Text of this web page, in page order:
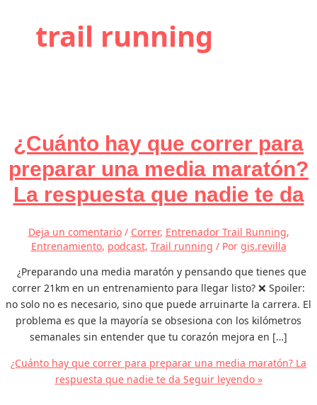
trail running
¿Cuánto hay que correr para
preparar una media maratón?
La respuesta que nadie te da
Deja un comentario / Correr, Entrenador Trail Running,
Entrenamiento, podcast, Trail running / Por gis.revilla
¿Preparando una media maratón y pensando que tienes que
correr 21km en un entrenamiento para llegar listo? ❌ Spoiler:
no solo no es necesario, sino que puede arruinarte la carrera. El
problema es que la mayoría se obsesiona con los kilómetros
semanales sin entender que tu corazón mejora en […]
¿Cuánto hay que correr para preparar una media maratón? La
respuesta que nadie te da Seguir leyendo »